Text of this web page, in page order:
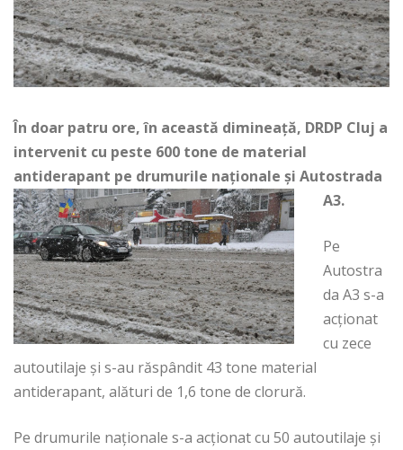
În doar patru ore, în această dimineață, DRDP Cluj a
intervenit cu peste 600 tone de material
antiderapant pe drumurile naționale și Autostrada
A3.
Pe
Autostra
da A3 s-a
acționat
cu zece
autoutilaje și s-au răspândit 43 tone material
antiderapant, alături de 1,6 tone de clorură.
Pe drumurile naționale s-a acționat cu 50 autoutilaje și